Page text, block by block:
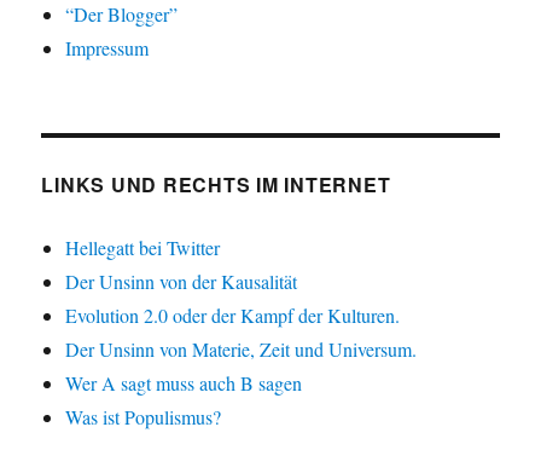
“Der Blogger”
Impressum
LINKS UND RECHTS IM INTERNET
Hellegatt bei Twitter
Der Unsinn von der Kausalität
Evolution 2.0 oder der Kampf der Kulturen.
Der Unsinn von Materie, Zeit und Universum.
Wer A sagt muss auch B sagen
Was ist Populismus?